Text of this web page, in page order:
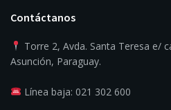
Contáctanos
Torre 2, Avda. Santa Teresa e/
Asunción, Paraguay.
Línea baja: 021 302 600